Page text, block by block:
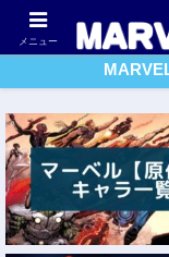
アベンジャーズ
メニュー